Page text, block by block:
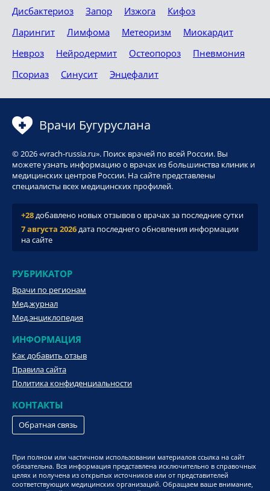
Дисбактериоз
Запор Изжога
Кифоз
Ларингит
Лимфома Метеоризм
Миокардит
Невроз
Нейродермит Остеопороз
Пневмония
Псориаз
Синусит Энцефалит
Врачи Бугуруслана
© 2026 «vrach-russia.ru». Поиск врачей по всей России. Вы
можете узнать информацию о врачах из большинства клиник и
медицинских центров России. На сайте представлены
специалисты всех медицинских профилей.
+28добавлено новых отзывов о врачах за последние сутки
7 августа 2026дата последнего обновления информации
на сайте
РУБРИКАТОР
Врачи по регионам
Мед.журнал
Мед.энциклопедия
ИНФОРМАЦИЯ
Как добавить отзыв
Правила сайта
Политика конфиденциальности
КОНТАКТЫ
Обратная связь
При полном или частичном использовании материалов ссылка на сайт
обязательна. Вся информация представлена исключительно в справочных
целях и получена из открытых источников или от представителей
соответствующих медицинских организаций. Обращаем ваше внимание,